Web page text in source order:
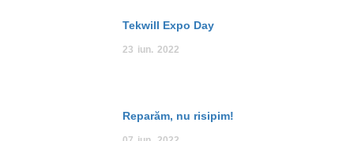
Tekwill Expo Day
23 iun. 2022
Reparăm, nu risipim!